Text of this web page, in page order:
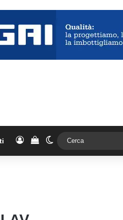
AccediVedi il carrello
Cambia aspetto